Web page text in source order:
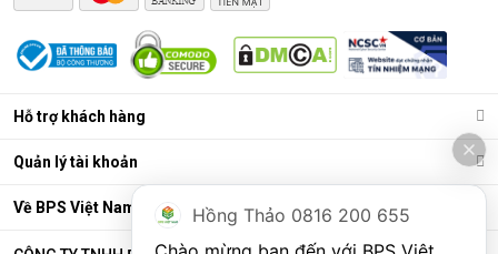
Điều hòa di động là gì?
Các chức năng chính của máy bao gồm: Làm lạnh, quạt gió,
hút ẩm và lọc khí. Bên cạnh đó, dòng sản phẩm này còn được
trang bị thêm khá nhiều tính năng và tiện ích đi kèm như: Hẹn
giờ, khóa trẻ em, remote, kết nối wifi,...
Ưu điểm vượt trội của điều hòa di động
Đáp ứng tốt nhu cầu làm mát, dễ dàng tháo lắp và di chuyển
Hỗ trợ khách hàng
Quản lý tài khoản
Về BPS Việt Nam
Hồng Thảo 0816 200 655